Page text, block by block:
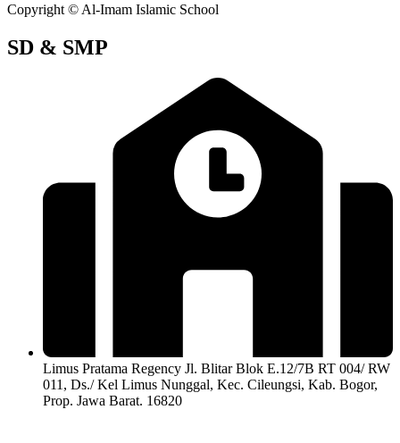
Copyright © Al-Imam Islamic School
SD & SMP
Limus Pratama Regency Jl. Blitar Blok E.12/7B RT 004/ RW
011, Ds./ Kel Limus Nunggal, Kec. Cileungsi, Kab. Bogor,
Prop. Jawa Barat. 16820